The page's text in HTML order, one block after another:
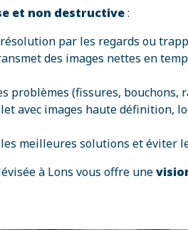
et non destructive:
par les regards ou
des images nettes en
problèmes (fissures,
avec images haute
meilleures solutions et éviter
à Lons vous offre une